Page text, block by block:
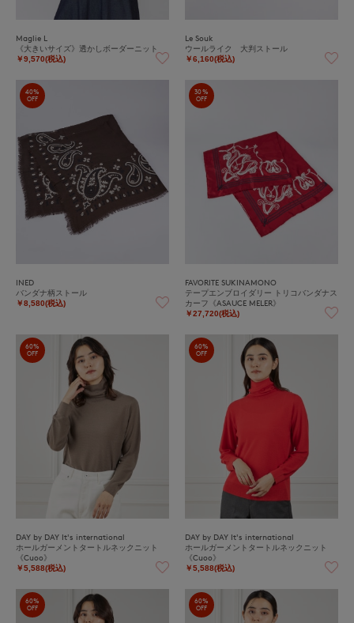
Maglie L
《大きいサイズ》透かしボーダーニット
￥9,570(税込)
Le Souk
ウールライク 大判ストール
￥6,160(税込)
40%
OFF
INED
バンダナ柄ストール
￥8,580(税込)
30%
OFF
FAVORITE SUKINAMONO
テープエンブロイダリー トリコバンダナス
カーフ《ASAUCE MELER》
￥27,720(税込)
60%
OFF
DAY by DAY It's international
ホールガーメントタートルネックニット
《Cuoo》
￥5,588(税込)
60%
OFF
DAY by DAY It's international
ホールガーメントタートルネックニット
《Cuoo》
￥5,588(税込)
60%
OFF
60%
OFF